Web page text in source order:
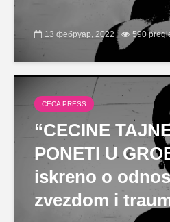
13 фебруар, 2022 590
CECA PRESS
“CECINE
PONETI U
iskreno o
zvezdom i